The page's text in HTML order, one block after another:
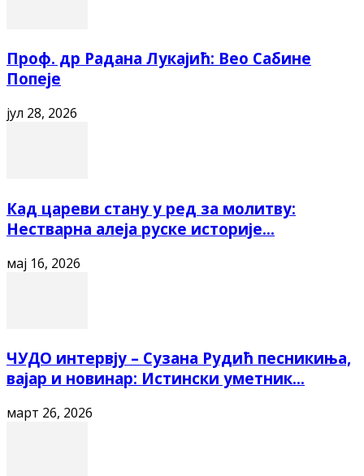
Проф. др Радана Лукајић: Вео Сабине
Попеје
јул 28, 2026
Кад цареви стану у ред за молитву:
Нестварна алеја руске историје...
мај 16, 2026
ЧУДО интервју – Сузана Рудић песникиња,
вајар и новинар: Истински уметник...
март 26, 2026